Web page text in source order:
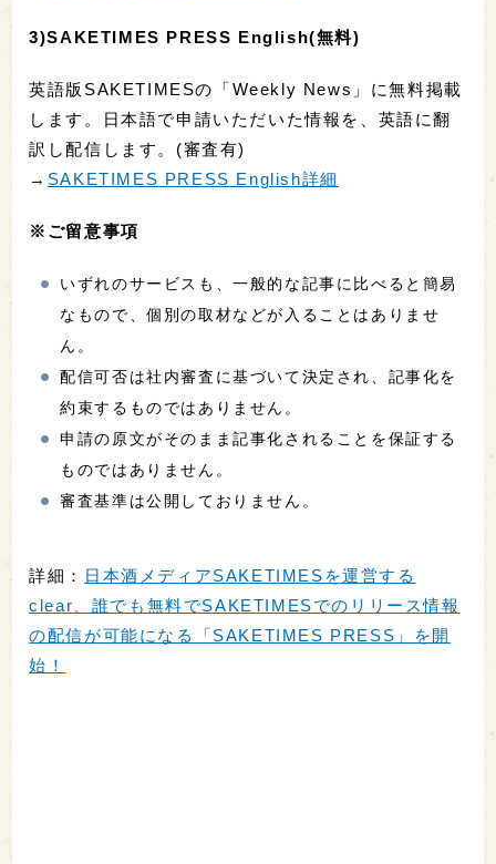
3)SAKETIMES PRESS English(無料)
英語版SAKETIMESの「Weekly News」に無料掲載
します。日本語で申請いただいた情報を、英語に翻
訳し配信します。(審査有)
→ SAKETIMES PRESS English詳細
※ご留意事項
いずれのサービスも、一般的な記事に比べると簡易
なもので、個別の取材などが入ることはありませ
ん。
配信可否は社内審査に基づいて決定され、記事化を
約束するものではありません。
申請の原文がそのまま記事化されることを保証する
ものではありません。
審査基準は公開しておりません。
詳細：
日本酒メディアSAKETIMESを運営する
clear、誰でも無料でSAKETIMESでのリリース情報
の配信が可能になる「SAKETIMES PRESS」を開
始！